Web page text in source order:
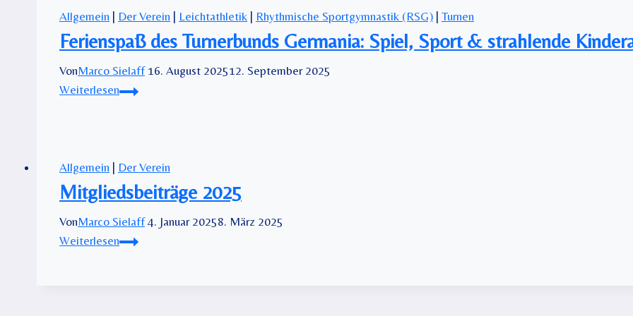
Allgemein Der Verein Leichtathletik Rhythmische Sportgymnastik (RSG) Turnen
Ferienspaß des Turnerbunds Germania: Spiel, Sport & strahlende
VonMarco Sielaff 16. August 202512. September 2025
WeiterlesenFerienspaß
Spiel,
Sport
&
strahlende
Kinderaugen!
Allgemein | Der Verein
Mitgliedsbeiträge 2025
VonMarco Sielaff 4. Januar 20258. März 2025
WeiterlesenMitgliedsbeiträge